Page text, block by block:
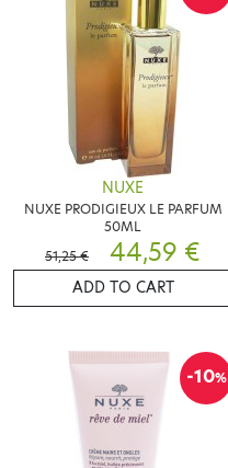
NUXE
NUXE PRODIGIEUX LE PARFUM
50ML
51,25 €
44,59 €
ADD TO CART
-10%